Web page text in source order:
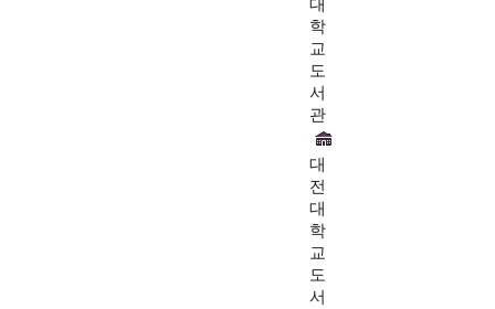
대
학
교
도
서
관
대
전
대
학
교
도
서